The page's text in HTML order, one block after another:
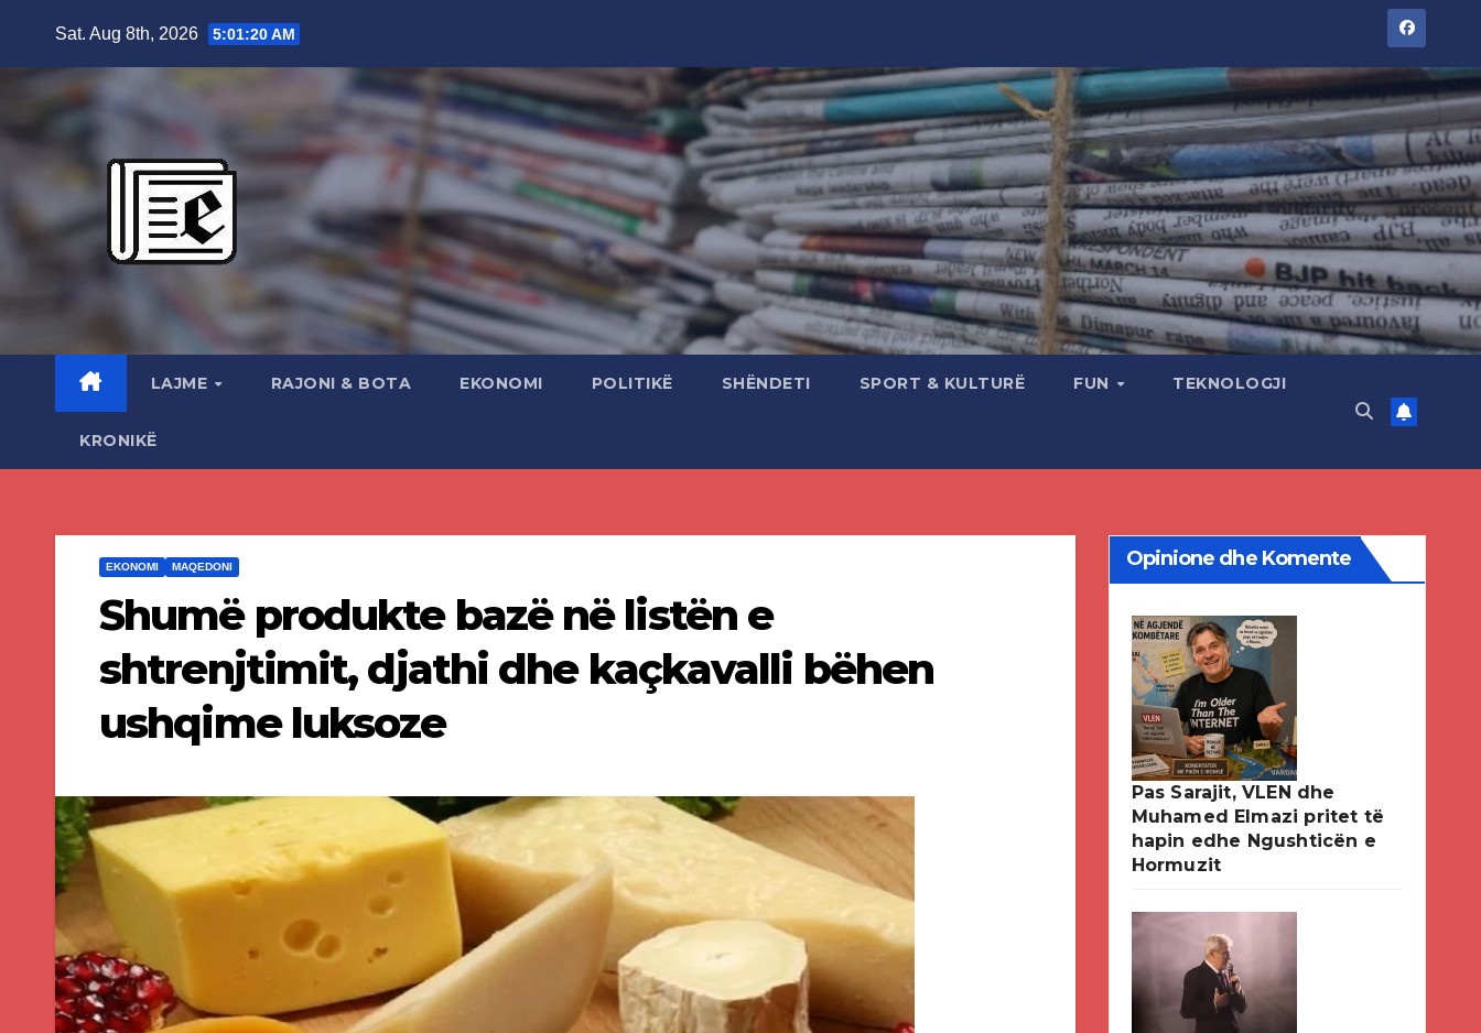
Sat. Aug 8th, 2026 5:01:21 AM
LAJME RAJONI & BOTA EKONOMI POLITIKË SHËNDETI SPORT & KULTURË FUN TEKNOLOGJI
KRONIKË
EKONOMI MAQEDONI
Shumë produkte bazë në listën e
shtrenjtimit, djathi dhe kaçkavalli bëhen
ushqime luksoze
Opinione dhe Komente
Pas Sarajit, VLEN dhe
Muhamed Elmazi pritet të
hapin edhe Ngushticën e
Hormuzit